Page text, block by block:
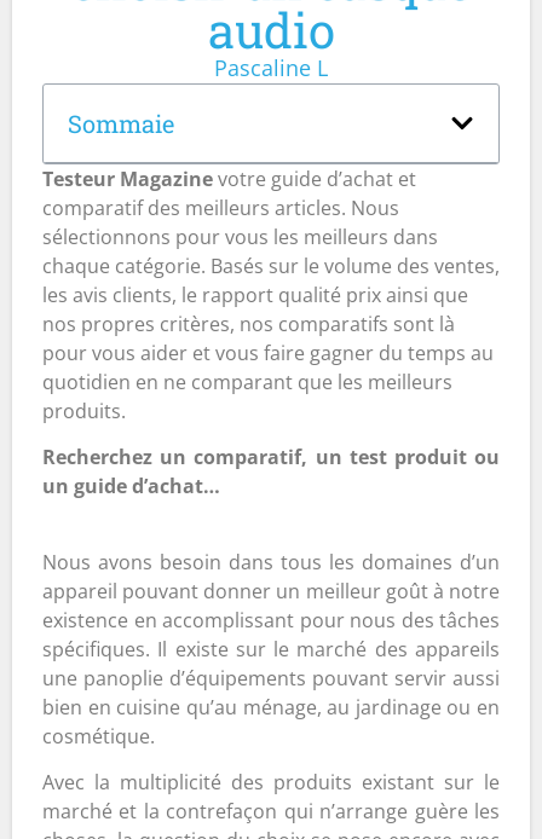
audio
Pascaline L
Sommaie
Testeur Magazinevotre guide d’achat et
comparatif des meilleurs articles. Nous
sélectionnons pour vous les meilleurs dans
chaque catégorie. Basés sur le volume des ventes,
les avis clients, le rapport qualité prix ainsi que
nos propres critères, nos comparatifs sont là
pour vous aider et vous faire gagner du temps au
quotidien en ne comparant que les meilleurs
produits.
Recherchez un comparatif, un test produit ou
un guide d’achat…
Nous avons besoin dans tous les domaines d’un
appareil pouvant donner un meilleur goût à notre
existence en accomplissant pour nous des tâches
spécifiques. Il existe sur le marché des appareils
une panoplie d’équipements pouvant servir aussi
bien en cuisine qu’au ménage, au jardinage ou en
cosmétique.
Avec la multiplicité des produits existant sur le
marché et la contrefaçon qui n’arrange guère les